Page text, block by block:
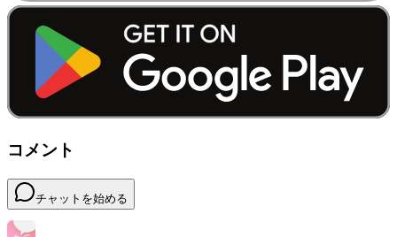
コメント
チャットを始める